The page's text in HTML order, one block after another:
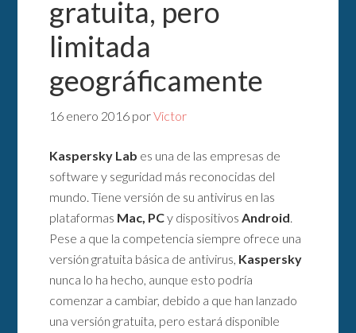
gratuita, pero
limitada
geográficamente
16 enero 2016 porVictor
Kaspersky Lab es una de las empresas de
software y seguridad más reconocidas del
mundo. Tiene versión de su antivirus en las
plataformas Mac, PCy dispositivosAndroid.
Pese a que la competencia siempre ofrece una
versión gratuita básica de antivirus, Kaspersky
nunca lo ha hecho, aunque esto podría
comenzar a cambiar, debido a que han lanzado
una versión gratuita, pero estará disponible